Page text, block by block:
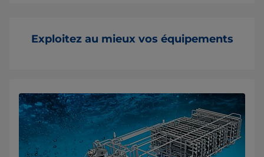
Exploitez au mieux vos équipements